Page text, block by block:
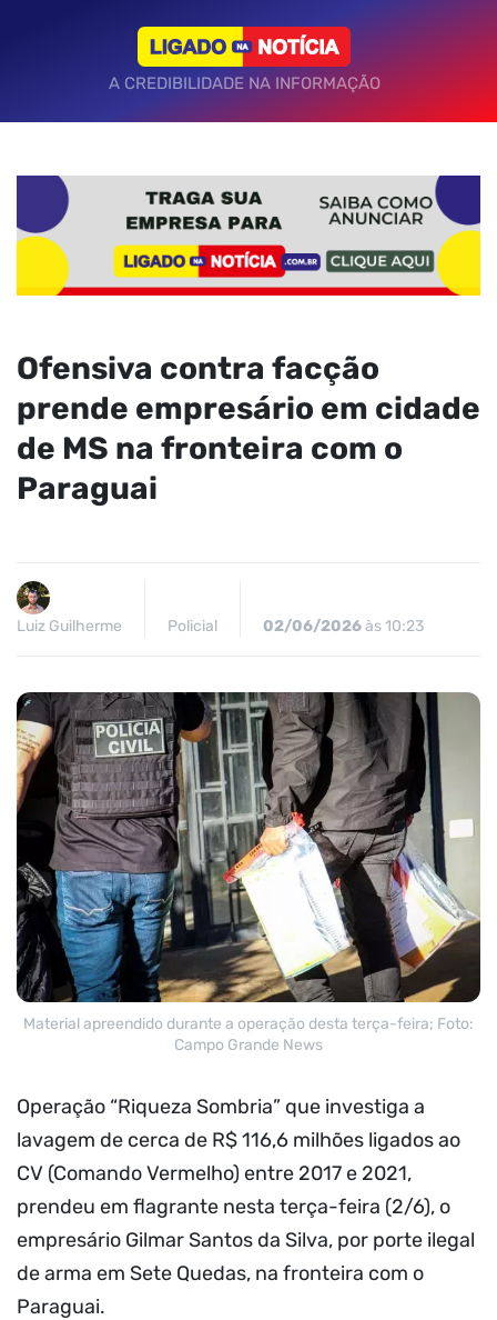
A CREDIBILIDADE NA INFORMAÇÃO
Ofensiva contra facção
prende empresário em cidade
de MS na fronteira com o
Paraguai
Luiz Guilherme Policial 02/06/2026às 10:23
Material apreendido durante a operação desta terça-feira; Foto:
Campo Grande News
Operação “Riqueza Sombria” que investiga a
lavagem de cerca de R$ 116,6 milhões ligados ao
CV (Comando Vermelho) entre 2017 e 2021,
prendeu em flagrante nesta terça-feira (2/6), o
empresário Gilmar Santos da Silva, por porte ilegal
de arma em Sete Quedas, na fronteira com o
Paraguai.